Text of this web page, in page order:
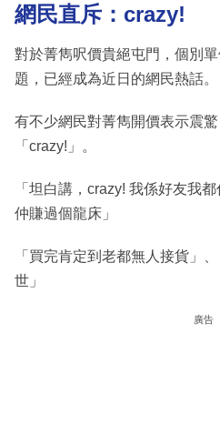
網民直斥：crazy!
對於菁雋呎價貴絕屯門，個別
題，已經成為近日的網民熱話。
有不少網民對菁雋開價表示震
「crazy!」。
「坦白講，crazy! 我係好友我
仲賺過個龍床」
「買完肯定到老都無人接貨」
世」
廣告